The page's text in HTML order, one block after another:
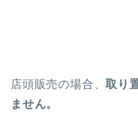
店頭販売の場合、取り
ません。